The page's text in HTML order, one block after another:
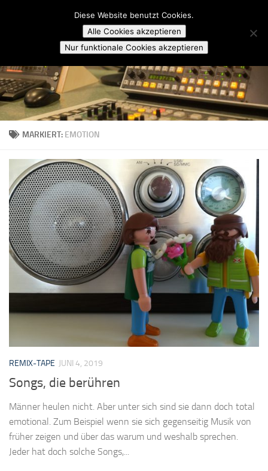
Skip to content
Campusradio Karlsruhe
MARKIERT: EMOTION
REMIX-TAPE JUNI 4, 2019
Songs, die berühren
Männer heulen nicht. Aber unter sich sind sie dann doch total
emotional. Zum Beispiel wenn sie sich gegenseitig Musik von
früher zeigen und über das warum und weshalb sprechen.
Jeder hat doch solche Songs,...
Diese Website benutzt Cookies.
Alle Cookies akzeptieren
Nur funktionale Cookies akzeptieren